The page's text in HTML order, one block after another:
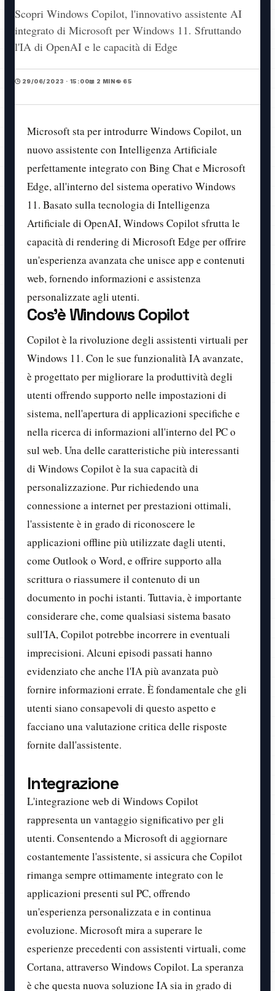
Scopri Windows Copilot, l'innovativo assistente AI
integrato di Microsoft per Windows 11. Sfruttando
l'IA di OpenAI e le capacità di Edge
🕒 29/06/2023 · 15:00📖 2 MIN👁️ 65
Microsoft sta per introdurre Windows Copilot, un
nuovo assistente con Intelligenza Artificiale
perfettamente integrato con Bing Chat e Microsoft
Edge, all'interno del sistema operativo Windows
11. Basato sulla tecnologia di Intelligenza
Artificiale di OpenAI, Windows Copilot sfrutta le
capacità di rendering di Microsoft Edge per offrire
un'esperienza avanzata che unisce app e contenuti
web, fornendo informazioni e assistenza
personalizzate agli utenti.
Cos'è Windows Copilot
Copilot è la rivoluzione degli assistenti virtuali per
Windows 11. Con le sue funzionalità IA avanzate,
è progettato per migliorare la produttività degli
utenti offrendo supporto nelle impostazioni di
sistema, nell'apertura di applicazioni specifiche e
nella ricerca di informazioni all'interno del PC o
sul web. Una delle caratteristiche più interessanti
di Windows Copilot è la sua capacità di
personalizzazione. Pur richiedendo una
connessione a internet per prestazioni ottimali,
l'assistente è in grado di riconoscere le
applicazioni offline più utilizzate dagli utenti,
come Outlook o Word, e offrire supporto alla
scrittura o riassumere il contenuto di un
documento in pochi istanti. Tuttavia, è importante
considerare che, come qualsiasi sistema basato
sull'IA, Copilot potrebbe incorrere in eventuali
imprecisioni. Alcuni episodi passati hanno
evidenziato che anche l'IA più avanzata può
fornire informazioni errate. È fondamentale che gli
utenti siano consapevoli di questo aspetto e
facciano una valutazione critica delle risposte
fornite dall'assistente.
Integrazione
L'integrazione web di Windows Copilot
rappresenta un vantaggio significativo per gli
utenti. Consentendo a Microsoft di aggiornare
costantemente l'assistente, si assicura che Copilot
rimanga sempre ottimamente integrato con le
applicazioni presenti sul PC, offrendo
un'esperienza personalizzata e in continua
evoluzione. Microsoft mira a superare le
esperienze precedenti con assistenti virtuali, come
Cortana, attraverso Windows Copilot. La speranza
è che questa nuova soluzione IA sia in grado di